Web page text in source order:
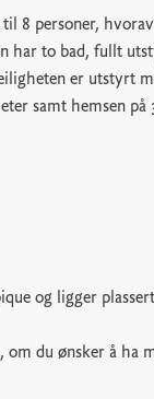
8 personer,
har to bad, fullt
er utstyrt
samt hemsen på
og ligger
du ønsker å ha